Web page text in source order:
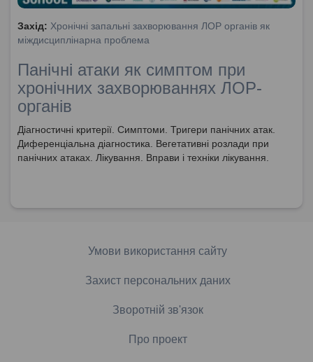
Захід: Хронічні запальні захворювання ЛОР органів як
міждисциплінарна проблема
Панічні атаки як симптом при
хронічних захворюваннях ЛОР-
органів
Діагностичні критерії. Симптоми. Тригери панічних атак.
Диференціальна діагностика. Вегетативні розлади при
панічних атаках. Лікування. Вправи і техніки лікування.
Умови використання сайту
Захист персональних даних
Зворотній зв'язок
Про проект